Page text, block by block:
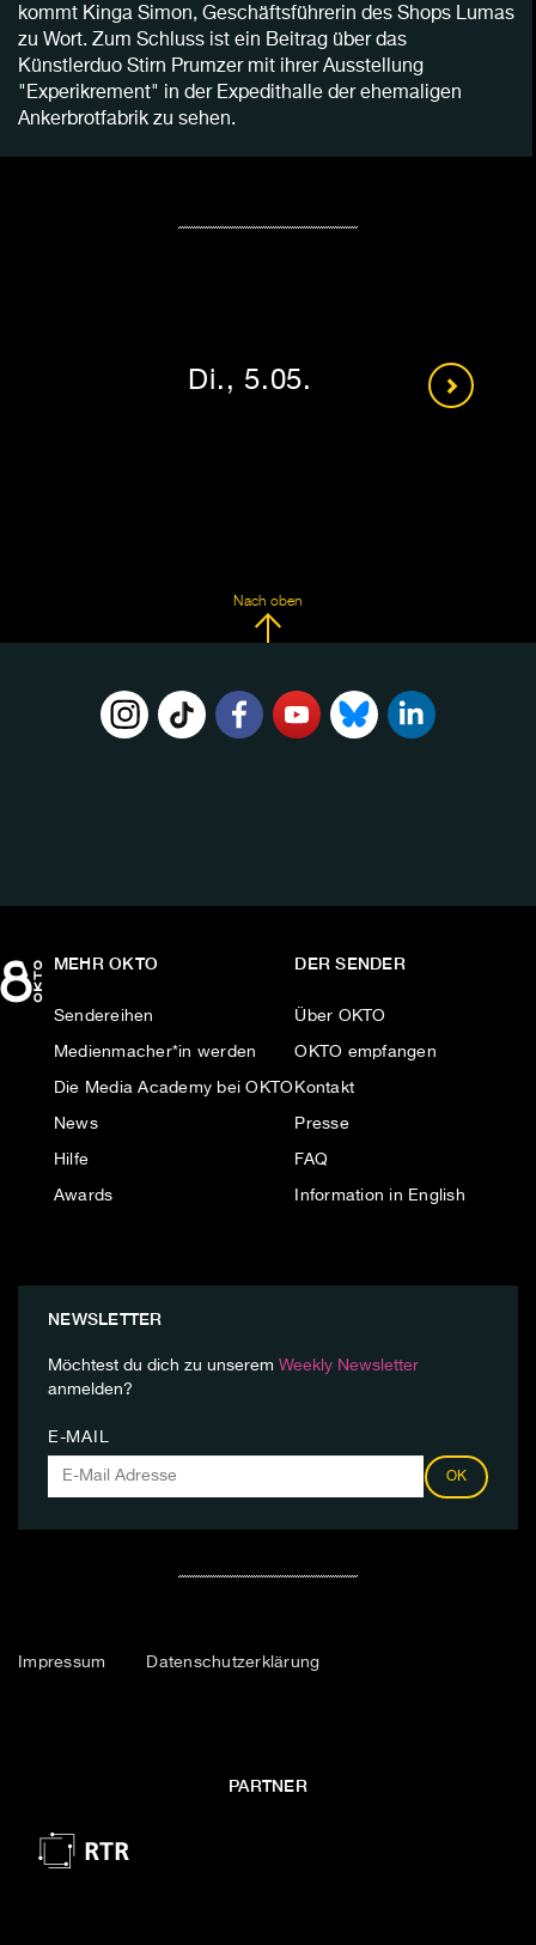
kommt Kinga Simon, Geschäftsführerin des Shops Lumas
zu Wort. Zum Schluss ist ein Beitrag über das
Künstlerduo Stirn Prumzer mit ihrer Ausstellung
"Experikrement" in der Expedithalle der ehemaligen
Ankerbrotfabrik zu sehen.
Di., 5.05.
Nach oben
MEHR OKTO
Sendereihen
Medienmacher*in werden
Die Media Academy bei OKTO
News
Hilfe
Awards
DER SENDER
Über OKTO
OKTO empfangen
Kontakt
Presse
FAQ
Information in English
NEWSLETTER
Möchtest du dich zu unserem Weekly Newsletter
anmelden?
E-MAIL
OK
Impressum Datenschutzerklärung
PARTNER